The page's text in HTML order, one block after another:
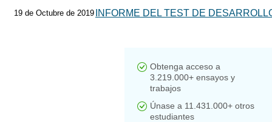
19 de Octubre de 2019 INFORME DEL TEST DE
Obtenga acceso a
3.219.000+ ensayos y
trabajos
Únase a 11.431.000+ otros
estudiantes